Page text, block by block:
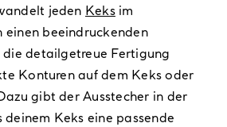
jeden Keksim
einen beeindruckenden
detailgetreue Fertigung
Konturen auf dem Keks oder
gibt der Ausstecher in der
deinem Keks eine passende